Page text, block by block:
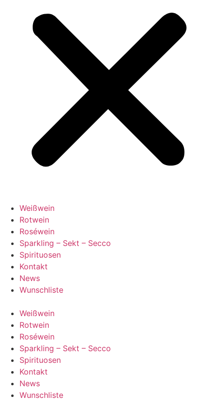
Weißwein
Rotwein
Roséwein
Sparkling – Sekt – Secco
Spirituosen
Kontakt
News
Wunschliste
Weißwein
Rotwein
Roséwein
Sparkling – Sekt – Secco
Spirituosen
Kontakt
News
Wunschliste